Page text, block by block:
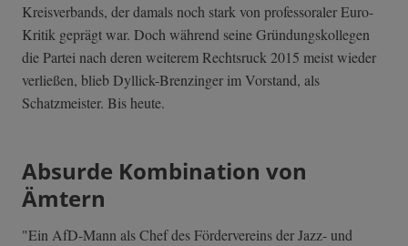
Kreisverbands, der damals noch stark von professoraler Euro-
Kritik geprägt war. Doch während seine Gründungskollegen
die Partei nach deren weiterem Rechtsruck 2015 meist wieder
verließen, blieb Dyllick-Brenzinger im Vorstand, als
Schatzmeister. Bis heute.
Absurde Kombination von
Ämtern
"Ein AfD-Mann als Chef des Fördervereins der Jazz- und